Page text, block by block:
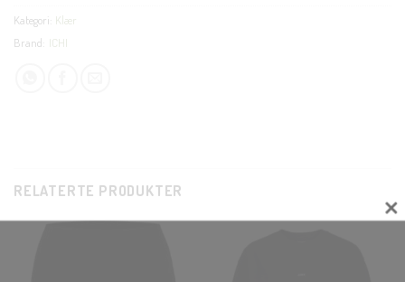
Kategori: Klær
Brand: ICHI
RELATERTE PRODUKTER